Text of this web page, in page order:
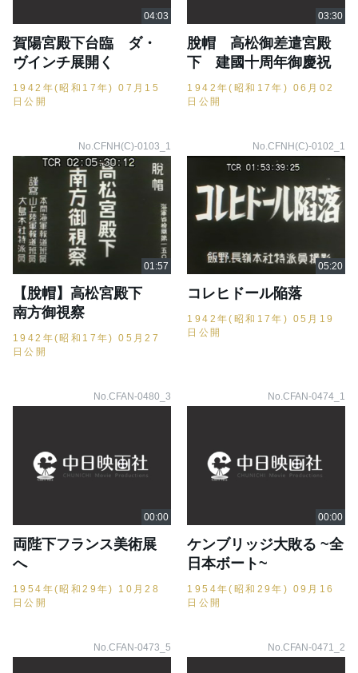
賀陽宮殿下台臨 ダ・
ヴインチ展開く
1942年(昭和17年) 07月15
日公開
脫帽 高松御差遣宮殿
下 建國十周年御慶祝
1942年(昭和17年) 06月02
日公開
No.CFNH(C)-0103_1
【脫帽】高松宮殿下
南方御視察
1942年(昭和17年) 05月27
日公開
No.CFNH(C)-0102_1
コレヒドール陥落
1942年(昭和17年) 05月19
日公開
No.CFAN-0480_3
両陛下フランス美術展
へ
1954年(昭和29年) 10月28
日公開
No.CFAN-0474_1
ケンブリッジ大敗る ~全
日本ボート~
1954年(昭和29年) 09月16
日公開
No.CFAN-0473_5 No.CFAN-0471_2